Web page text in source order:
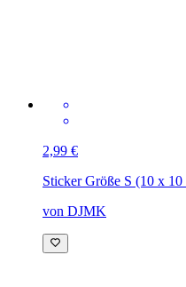
2,99 €
Sticker Größe S (10 x 10
von DJMK